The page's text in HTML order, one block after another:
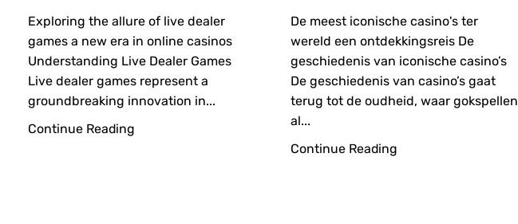
Exploring the allure of live dealer
games a new era in online casinos
Understanding Live Dealer Games
Live dealer games represent a
groundbreaking innovation in...
Continue Reading
De meest iconische casino's ter
wereld een ontdekkingsreis De
geschiedenis van iconische casino’s
De geschiedenis van casino’s gaat
terug tot de oudheid, waar gokspellen
al...
Continue Reading